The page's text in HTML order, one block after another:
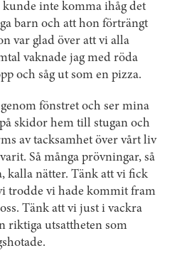
inte komma ihåg det
barn och att hon förträngt
var glad över att vi alla
vaknade jag med röda
och såg ut som en pizza.
fönstret och ser mina
skidor hem till stugan och
av tacksamhet över vårt liv
Så många prövningar, så
kalla nätter. Tänk att vi fick
trodde vi hade kommit fram
Tänk att vi just i vackra
riktiga utsatt­heten som